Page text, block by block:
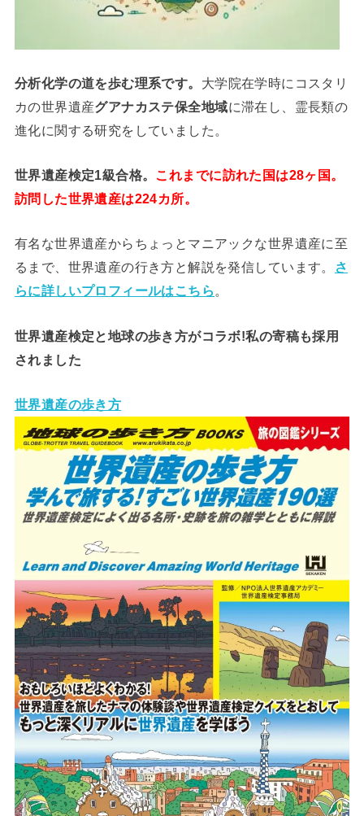
分析化学の道を歩む理系です。 大学院在学時にコスタリ
カの世界遺産グアナカステ保全地域に滞在し、霊長類の
進化に関する研究をしていました。
世界遺産検定1級合格。 これまでに訪れた国は28ヶ国。
訪問した世界遺産は224カ所。
有名な世界遺産からちょっとマニアックな世界遺産に至
るまで、世界遺産の行き方と解説を発信しています。
さ
らに詳しいプロフィールはこちら 。
世界遺産検定と地球の歩き方がコラボ!私の寄稿も採用
されました
世界遺産の歩き方